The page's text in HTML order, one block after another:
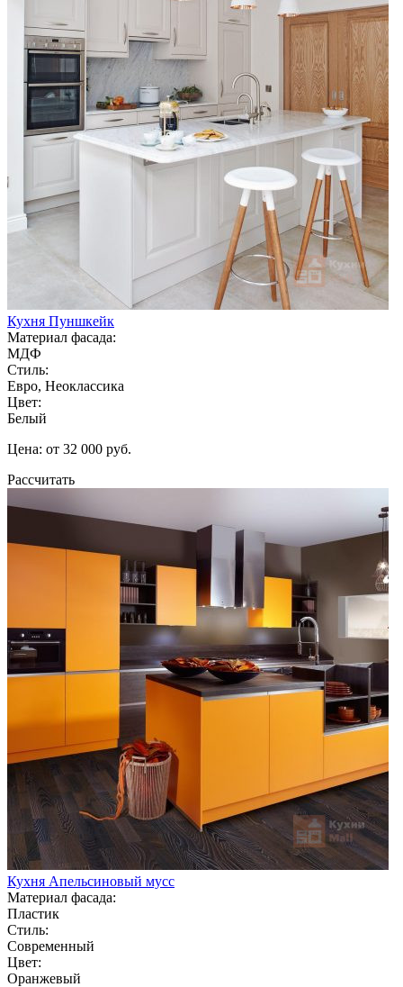
Кухня Пуншкейк
Материал фасада:
МДФ
Стиль:
Евро, Неоклассика
Цвет:
Белый
Цена: от 32 000 руб.
Рассчитать
Кухня Апельсиновый мусс
Материал фасада:
Пластик
Стиль:
Современный
Цвет:
Оранжевый